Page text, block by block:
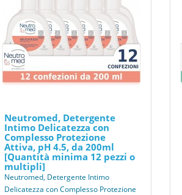
Neutromed, Detergente
Intimo Delicatezza con
Complesso Protezione
Attiva, pH 4.5, da 200ml
[Quantità minima 12 pezzi o
multipli]
Neutromed, Detergente Intimo
Delicatezza con Complesso Protezione